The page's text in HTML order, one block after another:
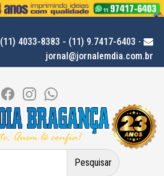
(11) 4033-8383 - (11) 9.7417-6403 -
jornal@jornalemdia.com.br